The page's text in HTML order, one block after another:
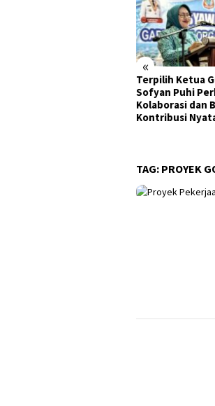
«
Terpilih Ketua
Sofyan Puhi
Kolaborasi dan
Kontribusi
TAG: PROYEK